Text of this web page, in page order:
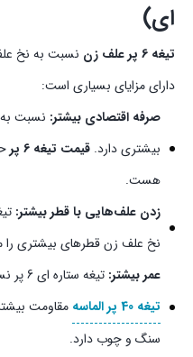
ای)
تیغه 6 پر علف زن
دارای مزایای بسیاری است:
صرفه اقتصادی بیشتر: نسبت
بیشتری دارد. قیمت تیغه 6 پر
هست.
زدن علف‌هایی با قطر بیشتر:
نخ علف زن قطرهای بیشتری را
عمر بیشتر: تیغه ستاره ای 6 پر نسبت به دیگر مدل‌های تیغه، مثل
تیغه 40 پر الماسه
مقاومت
سنگ و چوب دارد.